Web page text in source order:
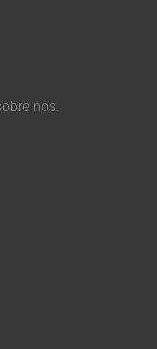
nós.